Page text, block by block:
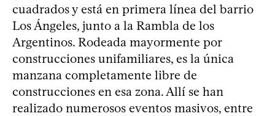
cuadrados y está en primera línea del barrio
Los Ángeles, junto a la Rambla de los
Argentinos. Rodeada mayormente por
construcciones unifamiliares, es la única
manzana completamente libre de
construcciones en esa zona. Allí se han
realizado numerosos eventos masivos, entre